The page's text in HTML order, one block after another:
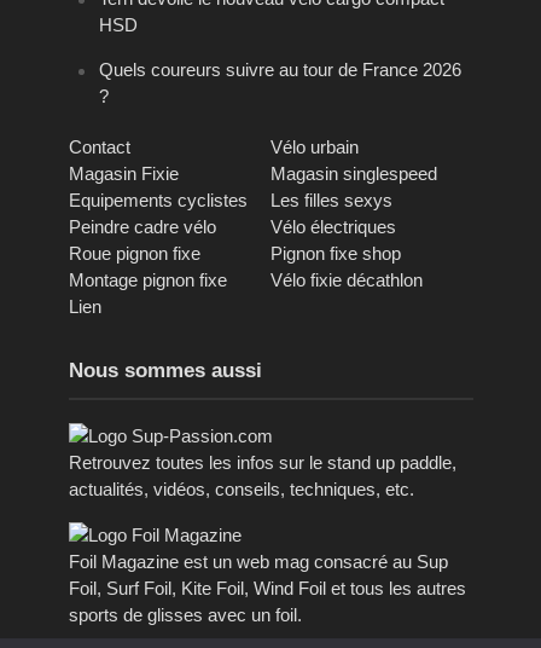
HSD
Quels coureurs suivre au tour de France 2026
?
Contact
Vélo urbain
Magasin Fixie
Magasin singlespeed
Equipements cyclistes
Les filles sexys
Peindre cadre vélo
Vélo électriques
Roue pignon fixe
Pignon fixe shop
Montage pignon fixe
Vélo fixie décathlon
Lien
Nous sommes aussi
Retrouvez toutes les infos sur le stand up paddle,
actualités, vidéos, conseils, techniques, etc.
Foil Magazine est un web mag consacré au Sup
Foil, Surf Foil, Kite Foil, Wind Foil et tous les autres
sports de glisses avec un foil.